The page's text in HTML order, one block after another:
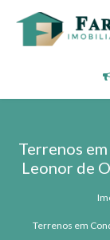
Terrenos
Leonor de
Terrenos em